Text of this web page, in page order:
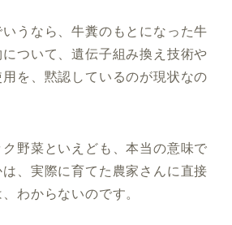
うなら、牛糞のもとになった牛
ついて、遺伝子組み換え技術や
を、黙認しているのが現状なの
野菜といえども、本当の意味で
、実際に育てた農家さんに直接
わからないのです。